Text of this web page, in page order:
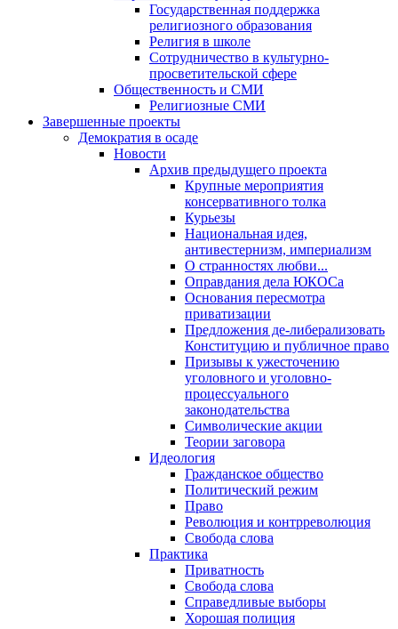
Государственная поддержка
религиозного образования
Религия в школе
Сотрудничество в культурно-
просветительской сфере
Общественность и СМИ
Религиозные СМИ
Завершенные проекты
Демократия в осаде
Новости
Архив предыдущего проекта
Крупные мероприятия
консервативного толка
Курьезы
Национальная идея,
антивестернизм, империализм
О странностях любви...
Оправдания дела ЮКОСа
Основания пересмотра
приватизации
Предложения де-либерализовать
Конституцию и публичное право
Призывы к ужесточению
уголовного и уголовно-
процессуального
законодательства
Символические акции
Теории заговора
Идеология
Гражданское общество
Политический режим
Право
Революция и контрреволюция
Свобода слова
Практика
Приватность
Свобода слова
Справедливые выборы
Хорошая полиция